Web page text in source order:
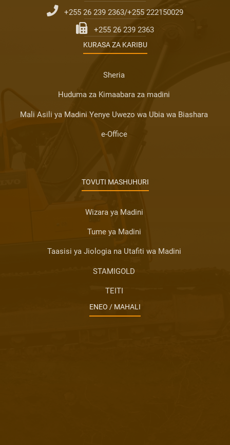
+255 26 239 2363/+255 222150029
+255 26 239 2363
KURASA ZA KARIBU
Sheria
Huduma za Kimaabara za madini
Mali Asili ya Madini Yenye Uwezo wa Ubia wa Biashara
e-Office
TOVUTI MASHUHURI
Wizara ya Madini
Tume ya Madini
Taasisi ya Jiologia na Utafiti wa Madini
STAMIGOLD
TEITI
ENEO / MAHALI